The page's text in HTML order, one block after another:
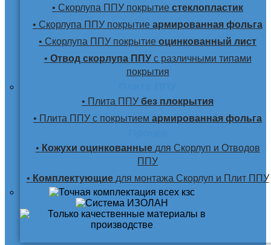
• Скорлупа ППУ покрытие стеклопластик
• Скорлупа ППУ покрытие армированная фольга
• Скорлупа ППУ покрытие оцинкованный лист
• Отвод скорлупа ППУс различными типами
покрытия
• Плита ППУ без плокрытия
• Плита ППУ с покрытием армированная фольга
• Кожухи оцинкованные для Скорлуп и Отводов
ППУ
• Комплектующие для монтажа Скорлуп и Плит ППУ